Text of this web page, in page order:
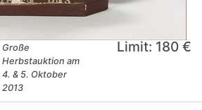
Große
Herbstauktion am
4. & 5. Oktober
2013
Limit: 180 €